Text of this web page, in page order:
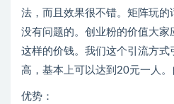
法，而且效果很不错。矩阵玩
没有问题的。创业粉的价值大
这样的价钱。我们这个引流方式
高，基本上可以达到20元一人。
优势：